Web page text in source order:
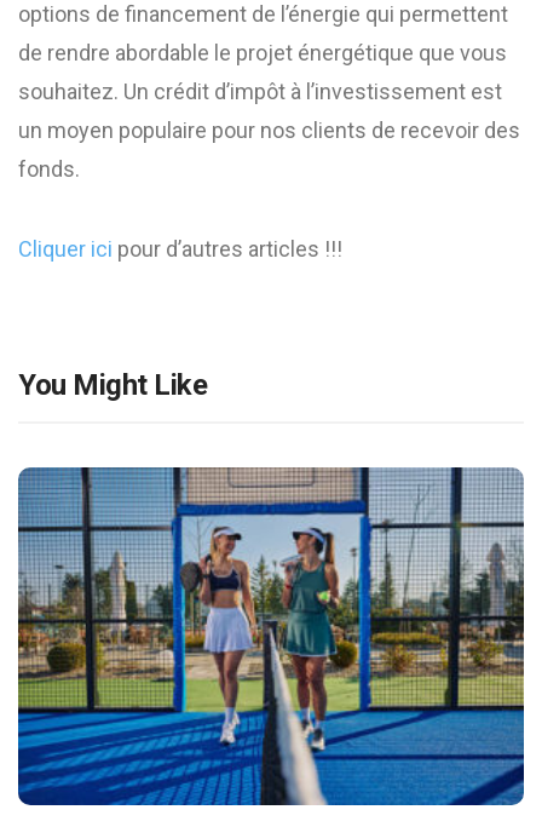
options de financement de l’énergie qui permettent
de rendre abordable le projet énergétique que vous
souhaitez. Un crédit d’impôt à l’investissement est
un moyen populaire pour nos clients de recevoir des
fonds.
Cliquer ici pour d’autres articles !!!
You Might Like